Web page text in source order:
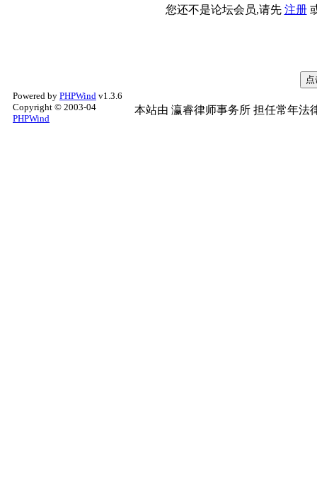
您还不是论坛会员,请先 注册
Powered by PHPWind v1.3.6
Copyright © 2003-04
PHPWind
本站由 瀛睿律师事务所 担任常年法